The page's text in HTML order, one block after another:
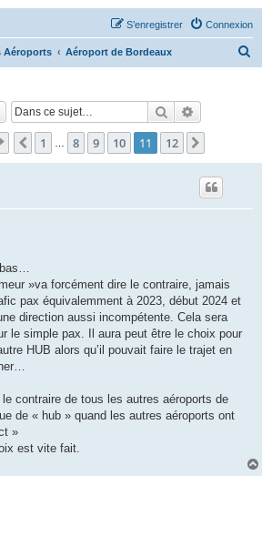
Connexion
S’enregistrer
Aéroports Aéroport de Bordeaux
Rechercher
Page 11 sur 12
Précédente
1 8 9 10 11 12
bas…
»va forcément dire le contraire, jamais
pax équivalemment à 2023, début 2024 et
direction aussi incompétente. Cela sera
le simple pax. Il aura peut être le choix pour
HUB alors qu’il pouvait faire le trajet en
contraire de tous les autres aéroports de
de « hub » quand les autres aéroports ont
»
est vite fait.